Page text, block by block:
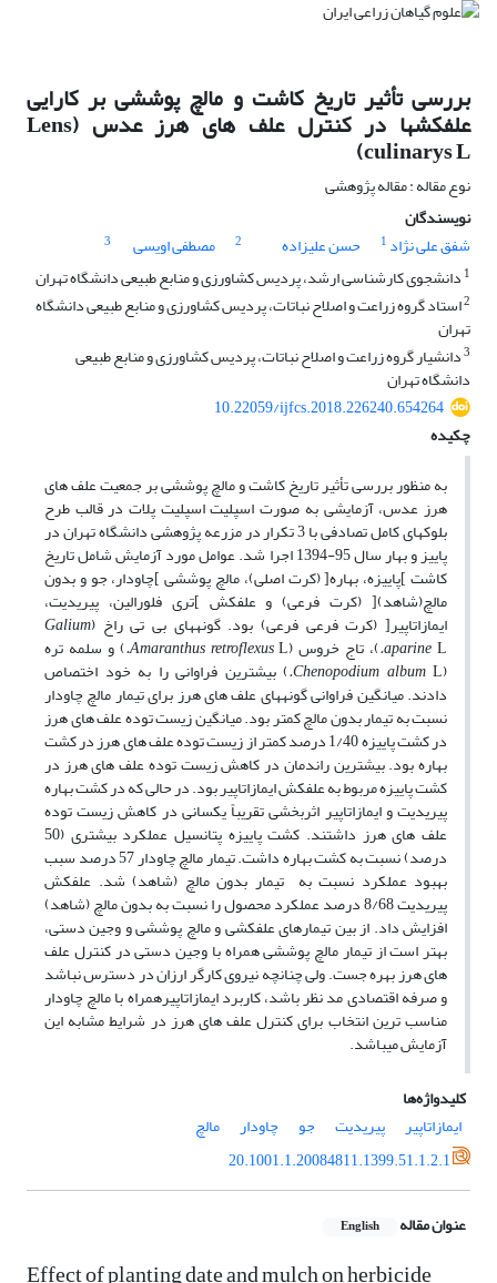
بررسی تأثیر تاریخ کاشت و مالچ پوششی بر کارایی
علفکش‏ها در کنترل علف های هرز عدس (Lens
culinarys L)
نوع مقاله : مقاله پژوهشی
نویسندگان
شفق علی نژاد 1 حسن علیزاده 2 مصطفی اویسی
3
1 دانشجوی کارشناسی ارشد، پردیس کشاورزی و منابع طبیعی دانشگاه تهران
2استاد گروه زراعت و اصلاح نباتات، پردیس کشاورزی و منابع طبیعی دانشگاه
تهران
3دانشیار گروه زراعت و اصلاح نباتات، پردیس کشاورزی و منابع طبیعی
دانشگاه تهران
10.22059/ijfcs.2018.226240.654264
چکیده
به منظور بررسی تأثیر تاریخ کاشت و مالچ پوششی بر جمعیت علف های
هرز عدس، آزمایشی به صورت اسپلیت اسپلیت پلات در قالب طرح
بلوکهای کامل تصادفی با 3 تکرار در مزرعه پژوهشی دانشگاه تهران در
پاییز و بهار سال 95-1394 اجرا شد. عوامل مورد آزمایش شامل تاریخ
کاشت ]پاییزه، بهاره[ (کرت اصلی)، مالچ پوششی ]چاودار، جو و بدون
مالچ(شاهد)[ (کرت فرعی) و علفکش ]تری فلورالین، پیریدیت،
ایمازاتاپیر[ (کرت فرعی فرعی) بود. گونه‎های بی تی راخ ( Galium
aparineL
.)، تاج خروس ( Amaranthus retroflexusL
.) و سلمه تره
(
Chenopodium album L
.) بیشترین فراوانی را به خود اختصاص
دادند. میانگین فراوانی گونه‎های علف های هرز برای تیمار مالچ چاودار
نسبت به تیمار بدون مالچ کمتر بود. میانگین زیست توده علف های هرز
در کشت پاییزه 1/40 درصد کمتر از زیست توده علف های هرز در کشت
بهاره بود. بیشترین راندمان در کاهش زیست توده علف های هرز در
کشت پاییزه مربوط به علفکش ایمازاتاپیر بود. در حالی که در کشت بهاره
پیریدیت و ایمازاتاپیر اثربخشی تقریباً یکسانی در کاهش زیست توده
علف های هرز داشتند. کشت پاییزه پتانسیل عملکرد بیشتری (50
درصد) نسبت به کشت بهاره داشت. تیمار مالچ چاودار 57 درصد سبب
بهبود عملکرد نسبت به تیمار بدون مالچ (شاهد) شد. علفکش
پیریدیت 8/68 درصد عملکرد محصول را نسبت به بدون مالچ (شاهد)
افزایش داد. از بین تیمارهای علفکشی و مالچ پوششی و وجین دستی،
بهتر است از تیمار مالچ پوششی همراه با وجین دستی در کنترل علف
های هرز بهره جست. ولی چنانچه نیروی کارگر ارزان در دسترس نباشد
و صرفه اقتصادی مد نظر باشد، کاربرد ایمازاتاپیرهمراه با مالچ چاودار
مناسب ترین انتخاب برای کنترل علف های هرز در شرایط مشابه این
آزمایش می‏باشد.
کلیدواژه‌ها
ایمازاتاپیر
پیریدیت جو چاودار
مالچ
20.1001.1.20084811.1399.51.1.2.1
عنوان مقاله English